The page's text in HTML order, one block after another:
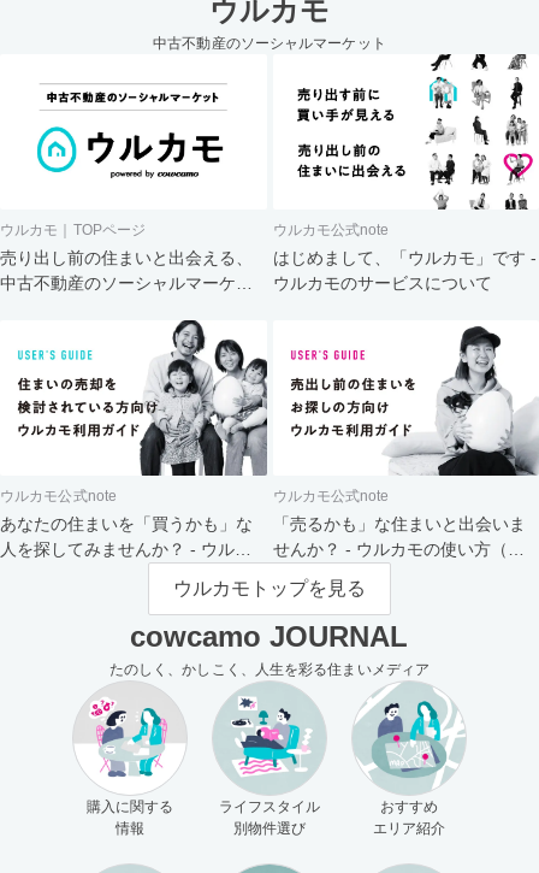
ウルカモ
中古不動産のソーシャルマーケット
ウルカモ｜TOPページ
売り出し前の住まいと出会える、
中古不動産のソーシャルマーケッ
ウルカモ公式note
はじめまして、「ウルカモ」です -
ウルカモのサービスについて
ウルカモ公式note
あなたの住まいを「買うかも」な
人を探してみませんか？ - ウルカ
ウルカモ公式note
「売るかも」な住まいと出会いま
せんか？ - ウルカモの使い方（買
主さま向け）
ウルカモトップを見る
cowcamo JOURNAL
たのしく、かしこく、人生を彩る住まいメディア
購入に関する
情報
ライフスタイル
別物件選び
おすすめ
エリア紹介